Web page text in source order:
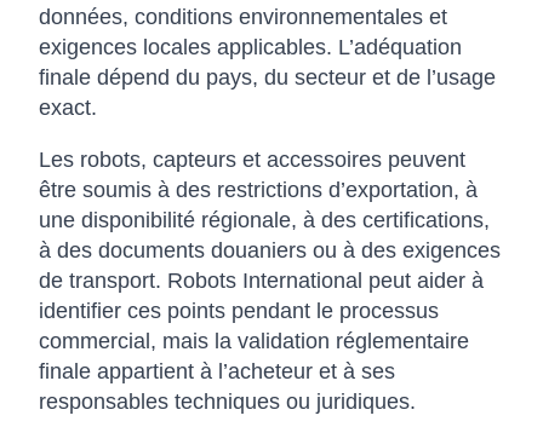
données, conditions environnementales et
exigences locales applicables. L’adéquation
finale dépend du pays, du secteur et de l’usage
exact.
Les robots, capteurs et accessoires peuvent
être soumis à des restrictions d’exportation, à
une disponibilité régionale, à des certifications,
à des documents douaniers ou à des exigences
de transport. Robots International peut aider à
identifier ces points pendant le processus
commercial, mais la validation réglementaire
finale appartient à l’acheteur et à ses
responsables techniques ou juridiques.